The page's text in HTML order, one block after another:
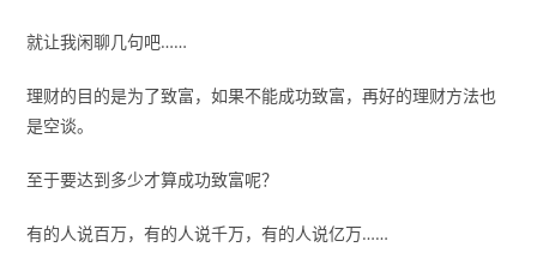
就让我闲聊几句吧……
理财的目的是为了致富，如果不能成功致富，再好的理财方法也
是空谈。
至于要达到多少才算成功致富呢？
有的人说百万，有的人说千万，有的人说亿万……